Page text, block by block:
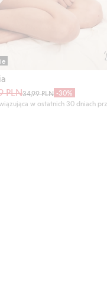
PLN34,99 PLN -30%
w ostatnich 30 dniach